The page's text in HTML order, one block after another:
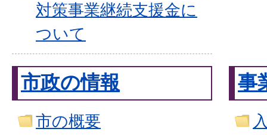
対策事業継続支援金に
ついて
市政の情報
市の概要
事